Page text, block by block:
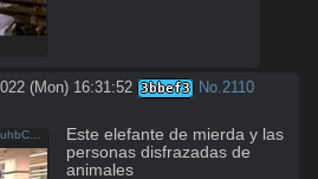
(Mon) 16:31:52 3bbef3 No. 2110
Este elefante de mierda y las
personas disfrazadas de
animales